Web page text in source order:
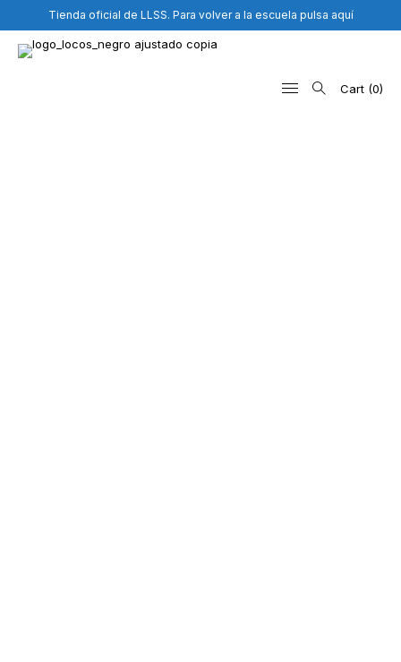
Tienda oficial de LLSS. Para volver a la escuela pulsa aquí
Cart 0